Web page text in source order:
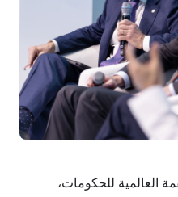
العالمية للحكومات،